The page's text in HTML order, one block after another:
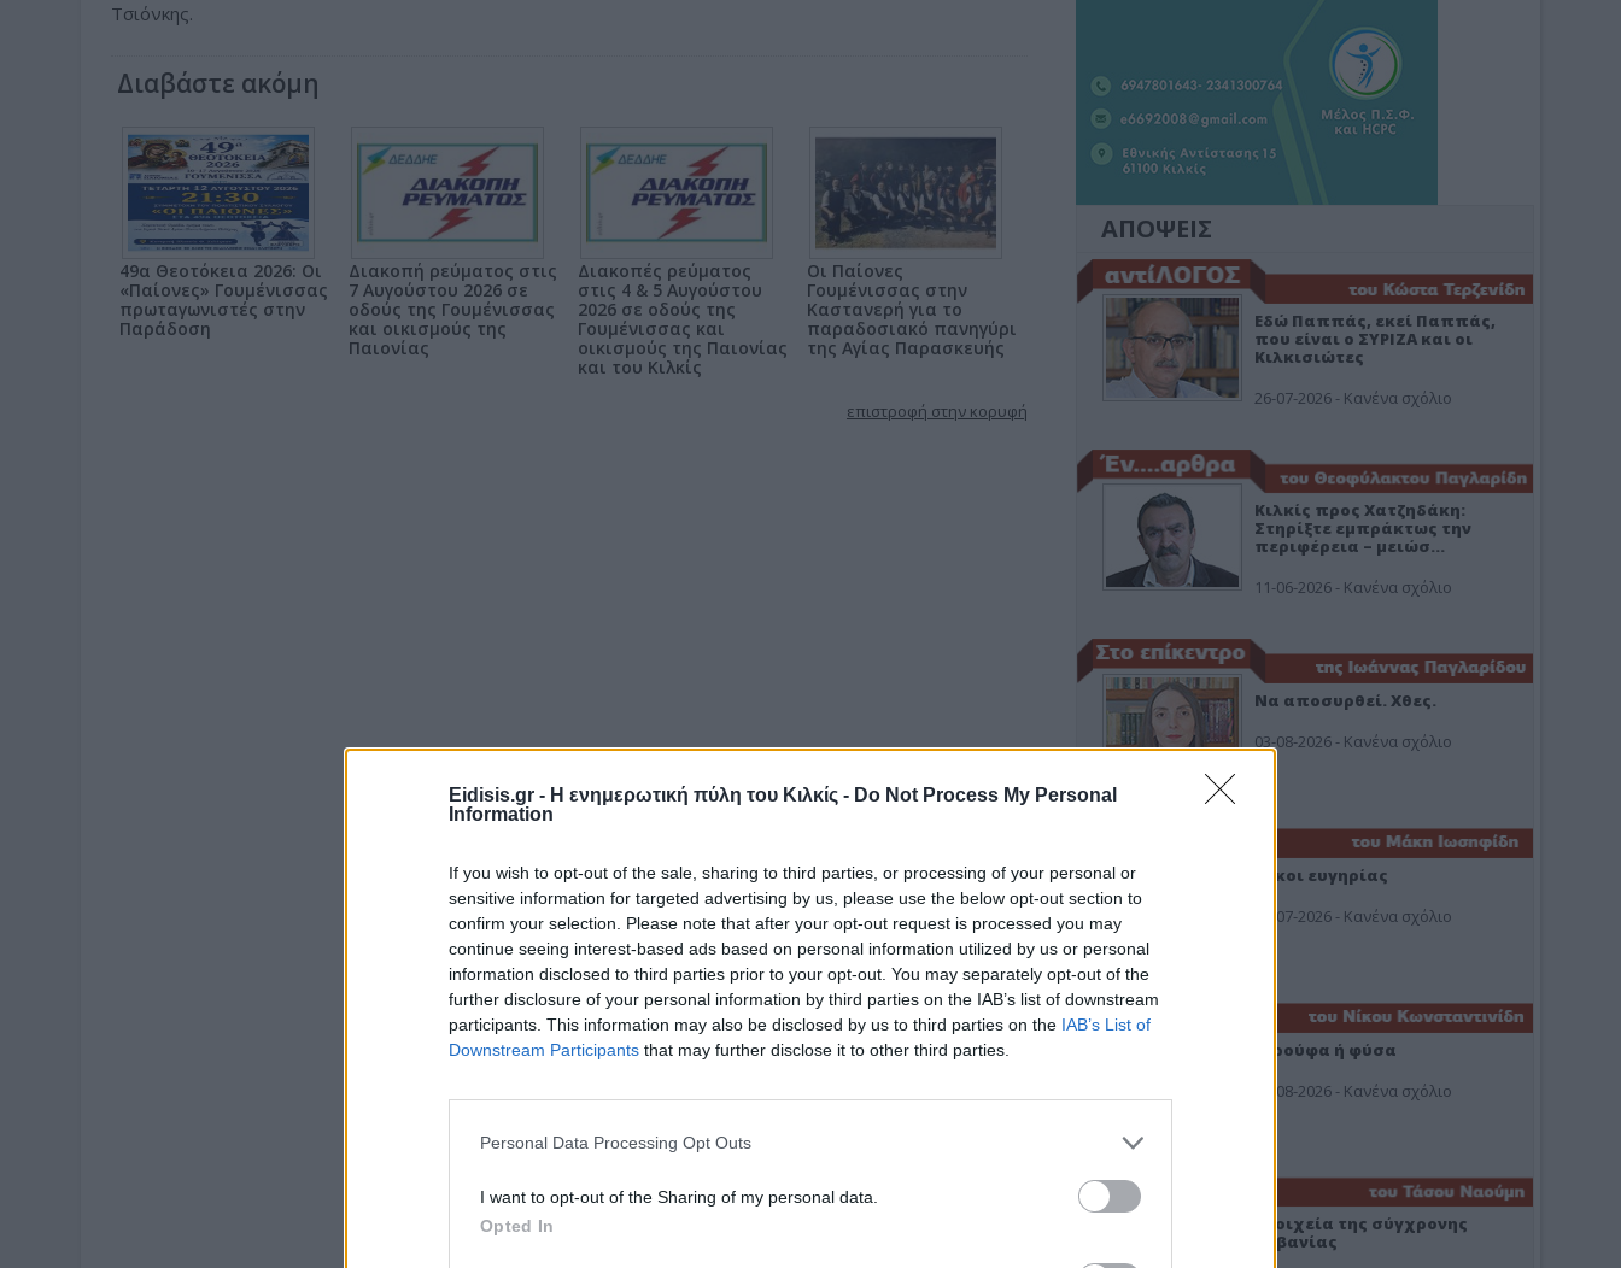
Eidisis.gr - Η ενημερωτική πύλη του Κιλκίς - Do Not Process My Personal
Information
If you wish to opt-out of the sale, sharing to third parties, or processing of your personal or
sensitive information for targeted advertising by us, please use the below opt-out section to
confirm your selection. Please note that after your opt-out request is processed you may
continue seeing interest-based ads based on personal information utilized by us or personal
information disclosed to third parties prior to your opt-out. You may separately opt-out of the
further disclosure of your personal information by third parties on the IAB’s list of downstream
participants. This information may also be disclosed by us to third parties on the IAB’s List of
Downstream Participants that may further disclose it to other third parties.
Personal Data Processing Opt Outs
I want to opt-out of the Sharing of my personal data.
Opted In
Τσιόνκης.
Διαβάστε ακόμη
49α Θεοτόκεια 2026: Οι
«Παίονες» Γουμένισσας
πρωταγωνιστές στην
Παράδοση
Διακοπή ρεύματος στις
7 Αυγούστου 2026 σε
οδούς της Γουμένισσας
και οικισμούς της
Παιονίας
Διακοπές ρεύματος
στις 4 & 5 Αυγούστου
2026 σε οδούς της
Γουμένισσας και
οικισμούς της Παιονίας
και του Κιλκίς
Οι Παίονες
Γουμένισσας στην
Καστανερή για το
παραδοσιακό πανηγύρι
της Αγίας Παρασκευής
επιστροφή στην κορυφή
ΑΠΟΨΕΙΣ
Εδώ Παππάς, εκεί Παππάς,
που είναι ο ΣΥΡΙΖΑ και οι
Κιλκισιώτες
26-07-2026 - Κανένα σχόλιο
Κιλκίς προς Χατζηδάκη:
Στηρίξτε εμπράκτως την
περιφέρεια – μειώσ…
11-06-2026 - Κανένα σχόλιο
Να αποσυρθεί. Χθες.
03-08-2026 - Κανένα σχόλιο
Οίκοι ευγηρίας
24-07-2026 - Κανένα σχόλιο
Ή ρούφα ή φύσα
03-08-2026 - Κανένα σχόλιο
Στοιχεία της σύγχρονης
Αλβανίας